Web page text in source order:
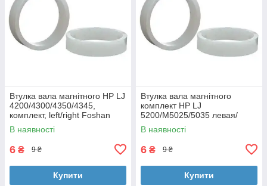
Втулка вала магнітного HP LJ
4200/4300/4350/4345,
комплект, left/right Foshan
(MAG-1338A-BSH-Foshan)
В наявності
6 ₴ 9 ₴
Купити
Втулка вала магнітного
комплект HP LJ
5200/M5025/5035 левая/
правая Foshan (MAG-7516A-
BSH-Foshan)
В наявності
6 ₴ 9 ₴
Купити